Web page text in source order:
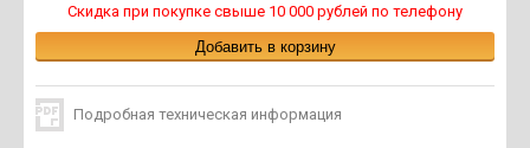
Скидка при покупке свыше 10 000 рублей по телефону
Подробная техническая информация